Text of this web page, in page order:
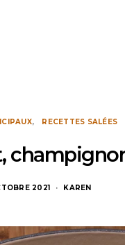
RECETTES SALÉES
2021 KAREN